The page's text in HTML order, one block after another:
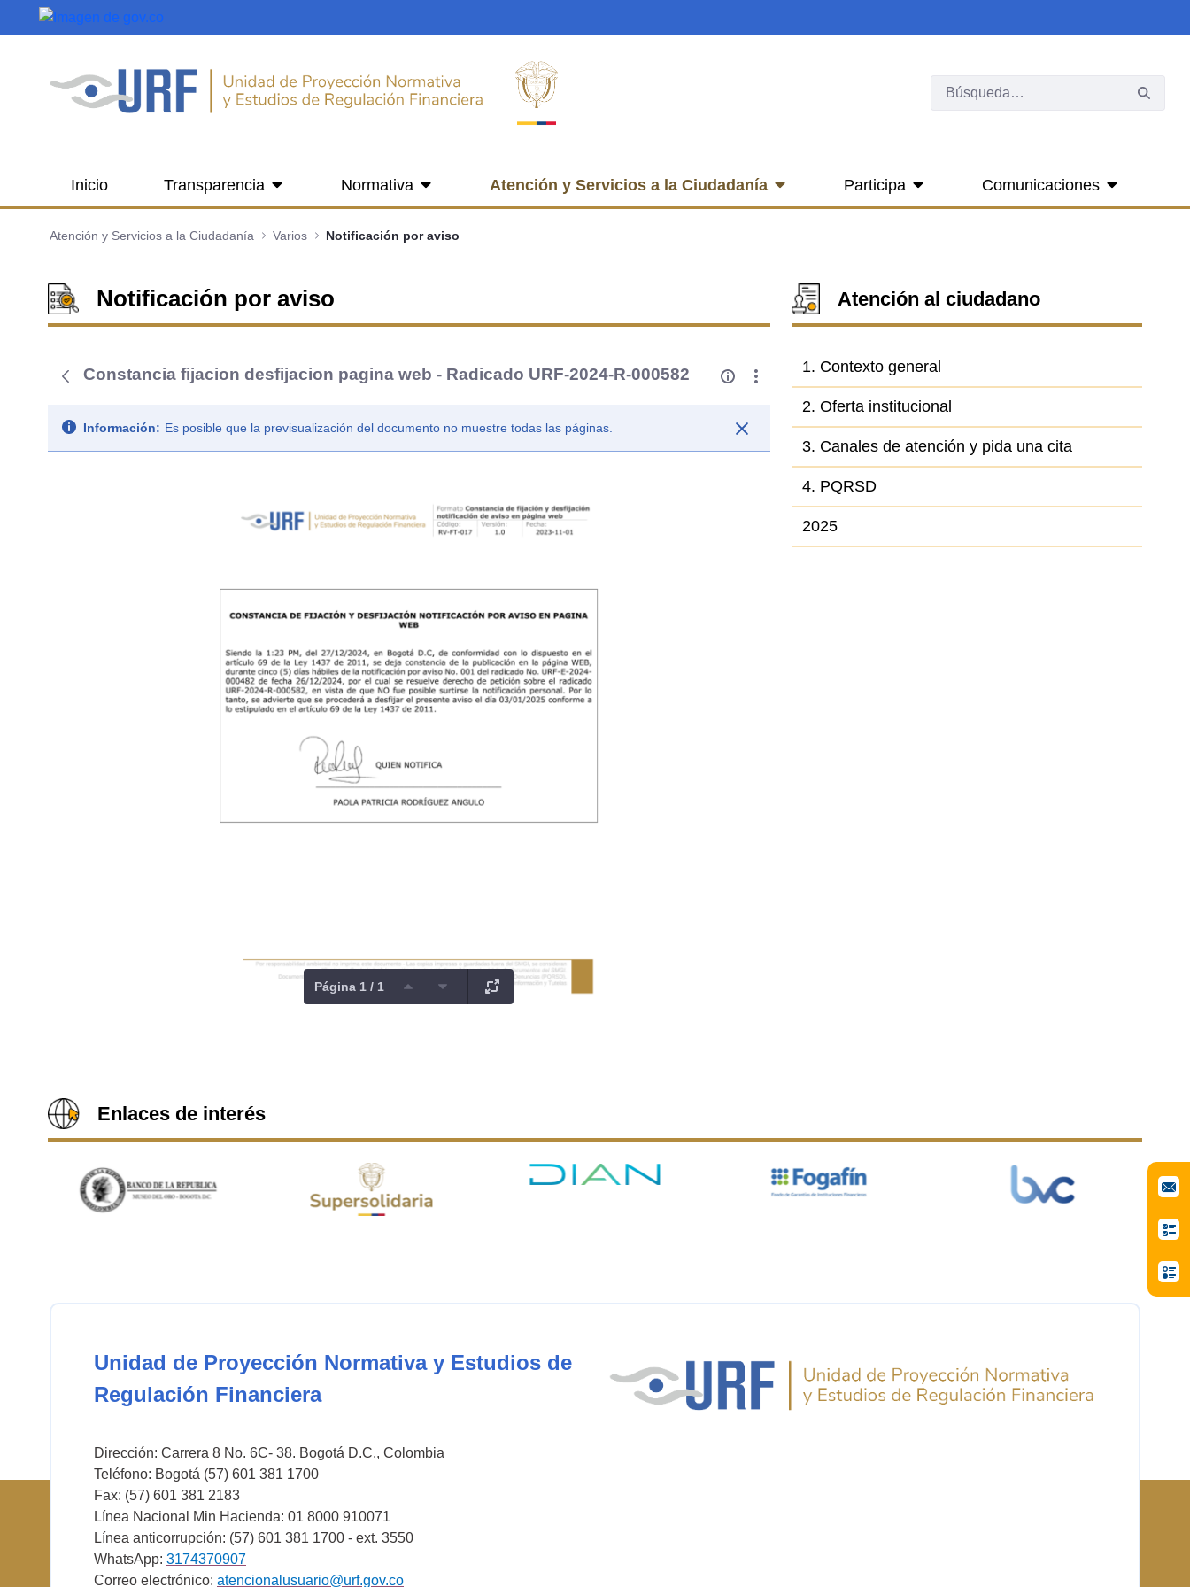
Saltar al contenido principal
Inicio Transparencia Normativa Atención y Servicios a la Ciudadanía Participa Comunicaciones
Atención y Servicios a la Ciudadanía Varios Notificación por aviso
Notificación por aviso
Constancia fijacion desfijacion pagina web - Radicado URF-2024-R-000582
Información: Es posible que la previsualización del documento no muestre todas las páginas.
Página 1 / 1
Atención al ciudadano
1. Contexto general
2. Oferta institucional
3. Canales de atención y pida una cita
4. PQRSD
2025
Enlaces de interés
Unidad de Proyección Normativa y Estudios de
Regulación Financiera
Dirección: Carrera 8 No. 6C- 38. Bogotá D.C., Colombia
Teléfono: Bogotá (57) 601 381 1700
Fax: (57) 601 381 2183
Línea Nacional Min Hacienda: 01 8000 910071
Línea anticorrupción: (57) 601 381 1700 - ext. 3550
WhatsApp: 3174370907
Correo electrónico: atencionalusuario@urf.gov.co